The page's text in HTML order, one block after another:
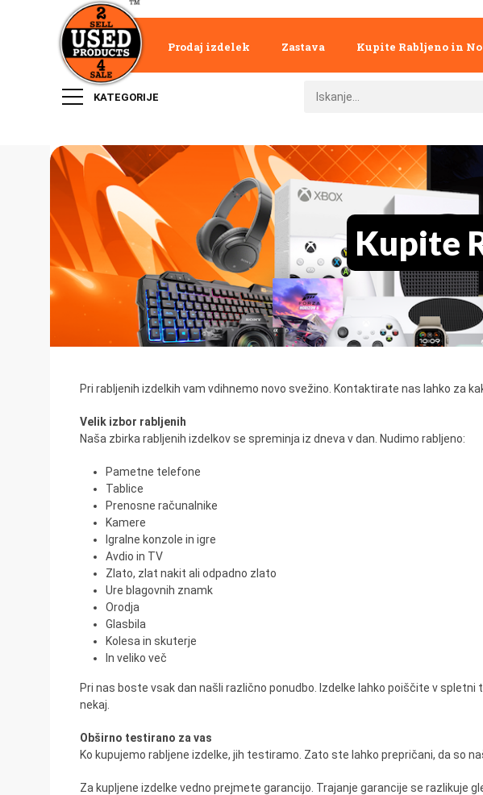
Prodaj izdelek Zastava Kupite Rabljeno in
KATEGORIJE
Kupite
Pri rabljenih izdelkih vam vdihnemo novo svežino. Kontaktirate nas lahko za
Velik izbor rabljenih
Naša zbirka rabljenih izdelkov se spreminja iz dneva v dan. Nudimo rabljeno:
Pametne telefone
Tablice
Prenosne računalnike
Kamere
Igralne konzole in igre
Avdio in TV
Zlato, zlat nakit ali odpadno zlato
Ure blagovnih znamk
Orodja
Glasbila
Kolesa in skuterje
In veliko več
Pri nas boste vsak dan našli različno ponudbo. Izdelke lahko poiščite v
nekaj.
Obširno testirano za vas
Ko kupujemo rabljene izdelke, jih testiramo. Zato ste lahko prepričani, da so
Za kupljene izdelke vedno prejmete garancijo. Trajanje garancije se razlikuje